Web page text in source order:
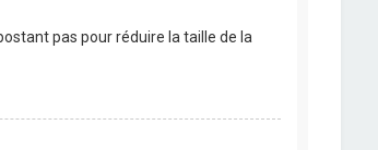
pas pour réduire la taille de la